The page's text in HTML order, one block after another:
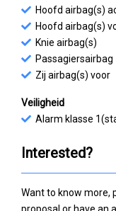
Hoofd airbag(s)
Hoofd airbag(s)
Knie airbag(s)
Passagiersairbag
Zij airbag(s) voor
Veiligheid
Alarm klasse
Interested?
Want to know more,
proposal or have an